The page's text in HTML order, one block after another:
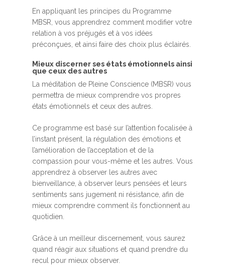
En appliquant les principes du Programme
MBSR, vous apprendrez comment modifier votre
relation à vos préjugés et à vos idées
préconçues, et ainsi faire des choix plus éclairés.
Mieux discerner ses états émotionnels ainsi
que ceux des autres
La méditation de Pleine Conscience (MBSR) vous
permettra de mieux comprendre vos propres
états émotionnels et ceux des autres.
Ce programme est basé sur l’attention focalisée à
l’instant présent, la régulation des émotions et
l’amélioration de l’acceptation et de la
compassion pour vous-même et les autres. Vous
apprendrez à observer les autres avec
bienveillance, à observer leurs pensées et leurs
sentiments sans jugement ni résistance, afin de
mieux comprendre comment ils fonctionnent au
quotidien.
Grâce à un meilleur discernement, vous saurez
quand réagir aux situations et quand prendre du
recul pour mieux observer.